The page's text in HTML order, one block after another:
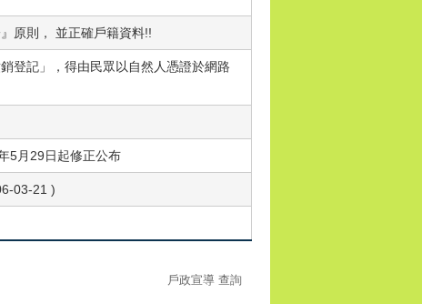
原則， 並正確戶籍資料!!
登記」，得由民眾以自然人憑證於網路
5月29日起修正公布
03-21 )
戶政宣導 查詢